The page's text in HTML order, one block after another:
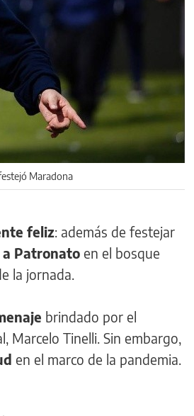
Maradona
feliz: además de festejar
Patronato en el bosque
la jornada.
brindado por el
Marcelo Tinelli. Sin embargo,
en el marco de la pandemia.